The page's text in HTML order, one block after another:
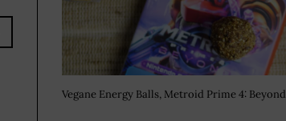
Vegane Energy Balls, Metroid Prime 4: Beyond